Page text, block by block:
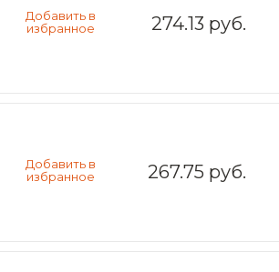
274.13 руб.
267.75 руб.